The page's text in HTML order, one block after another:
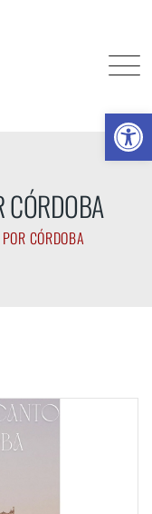
CÓRDOBA
CÓRDOBA